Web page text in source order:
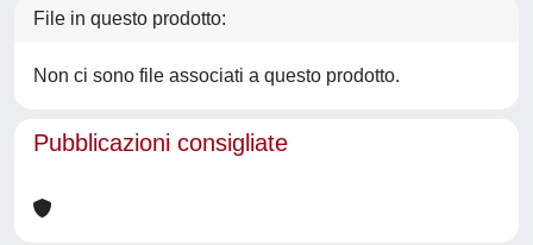
File in questo prodotto:
Non ci sono file associati a questo prodotto.
Pubblicazioni consigliate